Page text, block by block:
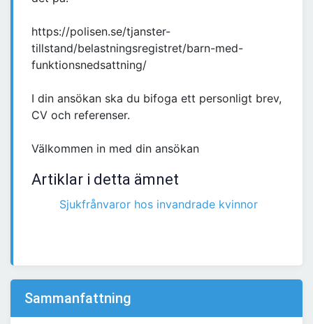
https://polisen.se/tjanster-
tillstand/belastningsregistret/barn-med-
funktionsnedsattning/
I din ansökan ska du bifoga ett personligt brev,
CV och referenser.
Välkommen in med din ansökan
Artiklar i detta ämnet
Sjukfrånvaror hos invandrade kvinnor
Sammanfattning